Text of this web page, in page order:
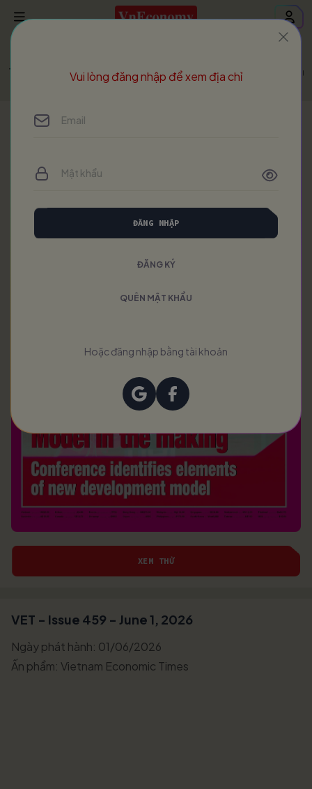
Trang chủ Vietnam Economic Times VET - Issue 459 -
XEM THỬ
VET - Issue 459 - June 1, 2026
Ngày phát hành: 01/06/2026
Ấn phẩm: Vietnam Economic Times
Vui lòng đăng nhập để xem địa chỉ
ĐĂNG NHẬP
ĐĂNG KÝ
QUÊN MẬT KHẨU
Hoặc đăng nhập bằng tài khoản